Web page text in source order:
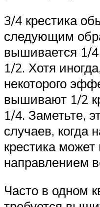
3/4 крестика
следующим
вышивается 1/4
1/2. Хотя
некоторого
вышивают 1/2
1/4. Заметьте,
случаев, когда
крестика
направлением
Часто в одном